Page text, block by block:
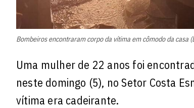
Bombeiros encontraram corpo da vítima em cômodo da casa
Uma mulher de 22 anos foi
neste domingo (5), no Setor Costa
vítima era cadeirante.